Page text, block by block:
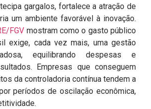
gargalos, fortalece a atração de
um ambiente favorável à inovação.
FGV mostram como o gasto público
exige, cada vez mais, uma gestão
equilibrando despesas e
Empresas que conseguem
da controladoria contínua tendem a
períodos de oscilação econômica,